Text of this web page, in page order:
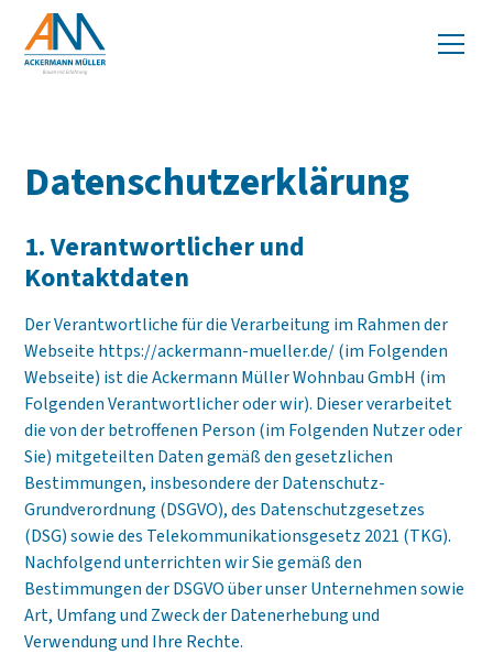
Datenschutz­erklärung
1. Verantwortlicher und
Kontaktdaten
Der Verantwortliche für die Verarbeitung im Rahmen der
Webseite https://ackermann-mueller.de/ (im Folgenden
Webseite) ist die Ackermann Müller Wohnbau GmbH (im
Folgenden Verantwortlicher oder wir). Dieser verarbeitet
die von der betroffenen Person (im Folgenden Nutzer oder
Sie) mitgeteilten Daten gemäß den gesetzlichen
Bestimmungen, insbesondere der Datenschutz-
Grundverordnung (DSGVO), des Datenschutzgesetzes
(DSG) sowie des Telekommunikationsgesetz 2021 (TKG).
Nachfolgend unterrichten wir Sie gemäß den
Bestimmungen der DSGVO über unser Unternehmen sowie
Art, Umfang und Zweck der Datenerhebung und
Verwendung und Ihre Rechte.